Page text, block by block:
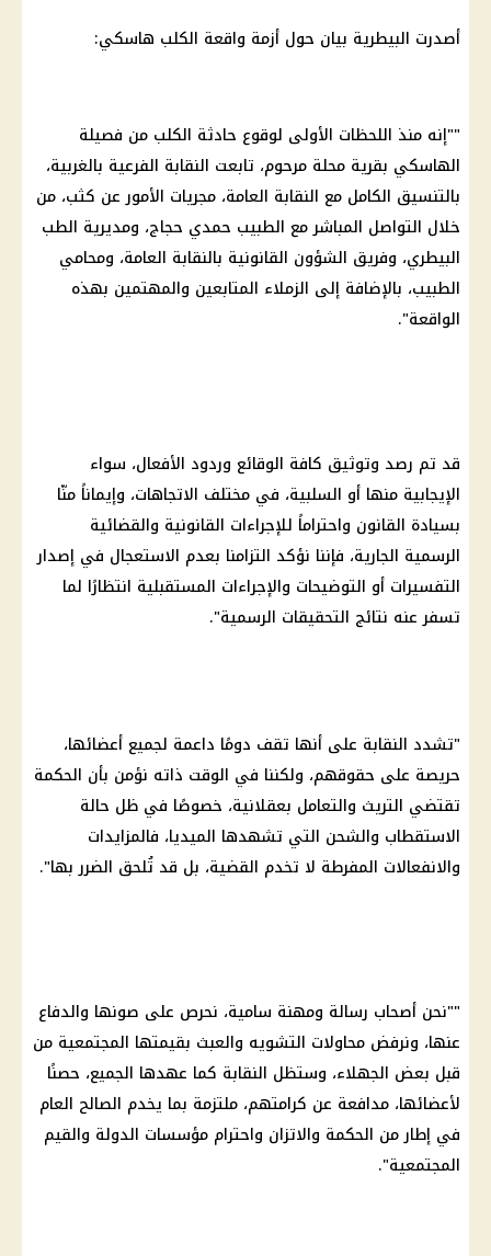
أصدرت البيطرية بيان حول أزمة واقعة الكلب هاسكي:
""إنه منذ اللحظات الأولى لوقوع حادثة الكلب من فصيلة
الهاسكي بقرية محلة مرحوم، تابعت النقابة الفرعية بالغربية،
بالتنسيق الكامل مع النقابة العامة، مجريات الأمور عن كثب، من
خلال التواصل المباشر مع الطبيب حمدي حجاج، ومديرية الطب
البيطري، وفريق الشؤون القانونية بالنقابة العامة، ومحامي
الطبيب، بالإضافة إلى الزملاء المتابعين والمهتمين بهذه
الواقعة".
قد تم رصد وتوثيق كافة الوقائع وردود الأفعال، سواء
الإيجابية منها أو السلبية، في مختلف الاتجاهات، وإيماناً منّا
بسيادة القانون واحتراماً للإجراءات القانونية والقضائية
الرسمية الجارية، فإننا نؤكد التزامنا بعدم الاستعجال في إصدار
التفسيرات أو التوضيحات والإجراءات المستقبلية انتظارًا لما
تسفر عنه نتائج التحقيقات الرسمية".
"تشدد النقابة على أنها تقف دومًا داعمة لجميع أعضائها،
حريصة على حقوقهم، ولكننا في الوقت ذاته نؤمن بأن الحكمة
تقتضي التريث والتعامل بعقلانية، خصوصًا في ظل حالة
الاستقطاب والشحن التي تشهدها الميديا، فالمزايدات
والانفعالات المفرطة لا تخدم القضية، بل قد تُلحق الضرر بها".
""نحن أصحاب رسالة ومهنة سامية، نحرص على صونها والدفاع
عنها، ونرفض محاولات التشويه والعبث بقيمتها المجتمعية من
قبل بعض الجهلاء، وستظل النقابة كما عهدها الجميع، حصنًا
لأعضائها، مدافعة عن كرامتهم، ملتزمة بما يخدم الصالح العام
في إطار من الحكمة والاتزان واحترام مؤسسات الدولة والقيم
المجتمعية".